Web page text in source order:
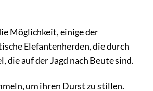
Möglichkeit, einige der
Elefantenherden, die durch
die auf der Jagd nach Beute sind.
um ihren Durst zu stillen.